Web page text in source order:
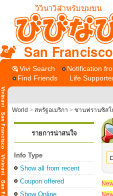
San Francisco
Vivi Search Notification
Find Friends
Life
World > สหรัฐอเมริกา > ซานฟรานซิสโ
รายการน่าสนใจ
Info Type
Show all from recent
Coupon offered
Show Online